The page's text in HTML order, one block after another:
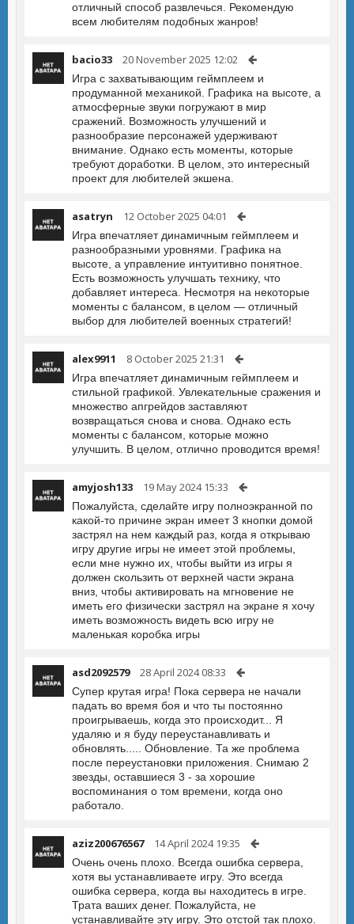
отличный способ развлечься. Рекомендую
всем любителям подобных жанров!
bacio33 20 November 2025 12:02
Игра с захватывающим геймплеем и
продуманной механикой. Графика на высоте, а
атмосферные звуки погружают в мир
сражений. Возможность улучшений и
разнообразие персонажей удерживают
внимание. Однако есть моменты, которые
требуют доработки. В целом, это интересный
проект для любителей экшена.
asatryn 12 October 2025 04:01
Игра впечатляет динамичным геймплеем и
разнообразными уровнями. Графика на
высоте, а управление интуитивно понятное.
Есть возможность улучшать технику, что
добавляет интереса. Несмотря на некоторые
моменты с балансом, в целом — отличный
выбор для любителей военных стратегий!
alex9911 8 October 2025 21:31
Игра впечатляет динамичным геймплеем и
стильной графикой. Увлекательные сражения и
множество апгрейдов заставляют
возвращаться снова и снова. Однако есть
моменты с балансом, которые можно
улучшить. В целом, отлично проводится время!
amyjosh133 19 May 2024 15:33
Пожалуйста, сделайте игру полноэкранной по
какой-то причине экран имеет 3 кнопки домой
застрял на нем каждый раз, когда я открываю
игру другие игры не имеет этой проблемы,
если мне нужно их, чтобы выйти из игры я
должен скользить от верхней части экрана
вниз, чтобы активировать на мгновение не
иметь его физически застрял на экране я хочу
иметь возможность видеть всю игру не
маленькая коробка игры
asd2092579 28 April 2024 08:33
Супер крутая игра! Пока сервера не начали
падать во время боя и что ты постоянно
проигрываешь, когда это происходит... Я
удаляю и я буду переустанавливать и
обновлять..... Обновление. Та же проблема
после переустановки приложения. Снимаю 2
звезды, оставшиеся 3 - за хорошие
воспоминания о том времени, когда оно
работало.
aziz200676567 14 April 2024 19:35
Очень очень плохо. Всегда ошибка сервера,
хотя вы устанавливаете игру. Это всегда
ошибка сервера, когда вы находитесь в игре.
Трата ваших денег. Пожалуйста, не
устанавливайте эту игру. Это отстой так плохо.